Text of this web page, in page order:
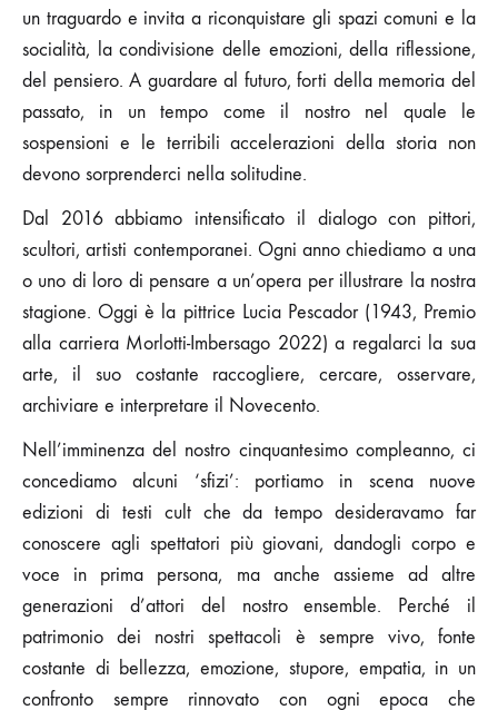
un traguardo e invita a riconquistare gli spazi comuni e la
socialità, la condivisione delle emozioni, della riflessione,
del pensiero. A guardare al futuro, forti della memoria del
passato, in un tempo come il nostro nel quale le
sospensioni e le terribili accelerazioni della storia non
devono sorprenderci nella solitudine.
Dal 2016 abbiamo intensificato il dialogo con pittori,
scultori, artisti contemporanei. Ogni anno chiediamo a una
o uno di loro di pensare a un’opera per illustrare la nostra
stagione. Oggi è la pittrice Lucia Pescador (1943, Premio
alla carriera Morlotti-Imbersago 2022) a regalarci la sua
arte, il suo costante raccogliere, cercare, osservare,
archiviare e interpretare il Novecento.
Nell’imminenza del nostro cinquantesimo compleanno, ci
concediamo alcuni ‘sfizi’: portiamo in scena nuove
edizioni di testi cult che da tempo desideravamo far
conoscere agli spettatori più giovani, dandogli corpo e
voce in prima persona, ma anche assieme ad altre
generazioni d’attori del nostro ensemble. Perché il
patrimonio dei nostri spettacoli è sempre vivo, fonte
costante di bellezza, emozione, stupore, empatia, in un
confronto sempre rinnovato con ogni epoca che